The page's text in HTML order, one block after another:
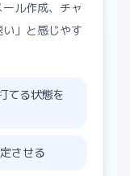
ル作成、チャ
」と感じやす
てる状態を
させる